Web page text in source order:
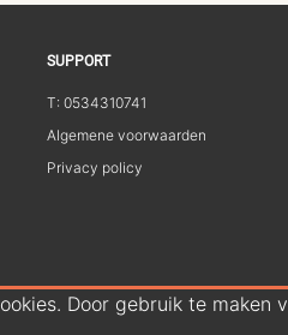
SUPPORT
T: 0534310741
Algemene voorwaarden
Privacy policy
Door gebruik te